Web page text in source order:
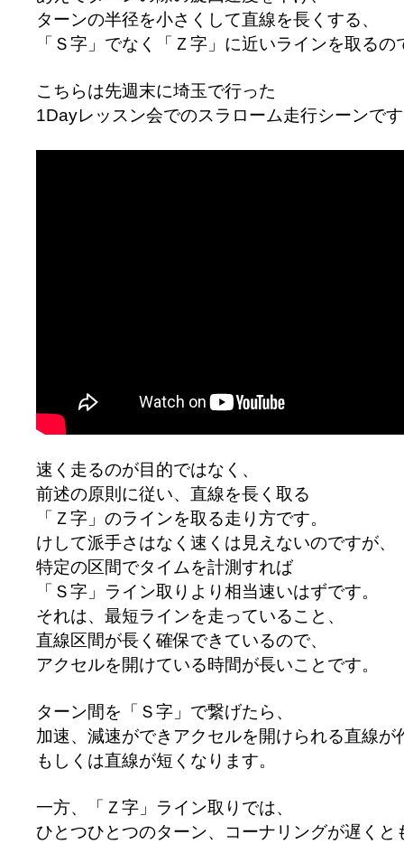
ターンの半径を小さくして直線を長くする、
「Ｓ字」でなく「Ｚ字」に近いラインを取るの
こちらは先週末に埼玉で行った
1Dayレッスン会でのスラローム走行シーンで
速く走るのが目的ではなく、
前述の原則に従い、直線を長く取る
「Ｚ字」のラインを取る走り方です。
けして派手さはなく速くは見えないのですが、
特定の区間でタイムを計測すれば
「Ｓ字」ライン取りより相当速いはずです。
それは、最短ラインを走っていること、
直線区間が長く確保できているので、
アクセルを開けている時間が長いことです。
ターン間を「Ｓ字」で繋げたら、
加速、減速ができアクセルを開けられる直線が
もしくは直線が短くなります。
一方、「Ｚ字」ライン取りでは、
ひとつひとつのターン、コーナリングが遅くと